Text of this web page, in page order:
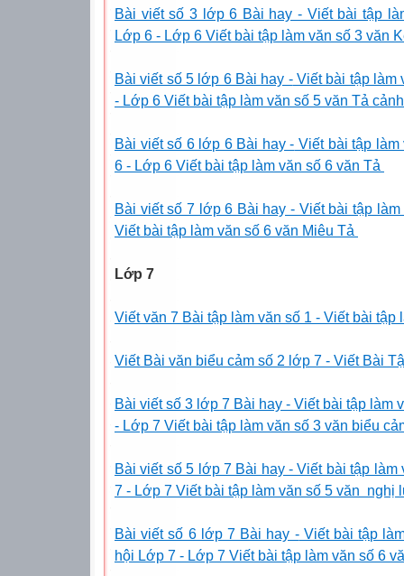
Bài viết số 3 lớp 6 Bài hay - Viết bài tập
Lớp 6 - Lớp 6 Viết bài tập làm văn số 3 văn
Bài viết số 5 lớp 6 Bài hay -Viết bài tập làm
- Lớp 6 Viết bài tập làm văn số 5 văn Tả cảnh
Bài viết số 6 lớp 6 Bài hay - Viết bài tập
6 - Lớp 6 Viết bài tập làm văn số 6 văn Tả
Bài viết số 7 lớp 6 Bài hay - Viết bài tập
Viết bài tập làm văn số 6 văn Miêu Tả
Lớp 7
Viết văn 7 Bài tập làm văn số 1 - Viết bài tập
Viết Bài văn biểu cảm số 2 lớp 7 - Viết Bài
Bài viết số 3 lớp 7 Bài hay - Viết bài tập làm
- Lớp 7 Viết bài tập làm văn số 3 văn biểu
Bài viết số 5 lớp 7 Bài hay - Viết bài tập
7 - Lớp 7 Viết bài tập làm văn số 5 văn nghị
Bài viết số 6 lớp 7 Bài hay -Viết bài tập
hội Lớp 7 - Lớp 7 Viết bài tập làm văn số 6